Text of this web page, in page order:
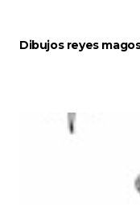
Dibujos reyes